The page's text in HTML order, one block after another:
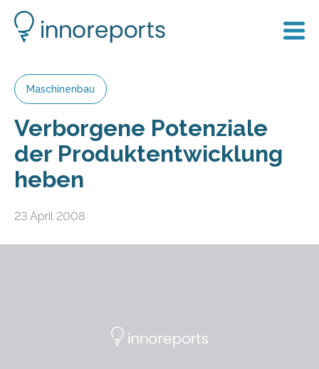
Maschinenbau
Verborgene Potenziale
der Produktentwicklung
heben
23 April 2008